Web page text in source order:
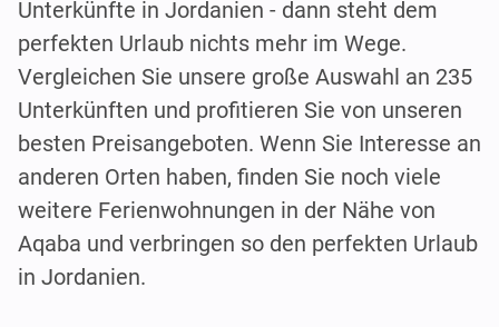
Unterkünfte in Jordanien - dann steht dem
perfekten Urlaub nichts mehr im Wege.
Vergleichen Sie unsere große Auswahl an 235
Unterkünften und profitieren Sie von unseren
besten Preisangeboten. Wenn Sie Interesse an
anderen Orten haben, finden Sie noch viele
weitere Ferienwohnungen in der Nähe von
Aqaba und verbringen so den perfekten Urlaub
in Jordanien.